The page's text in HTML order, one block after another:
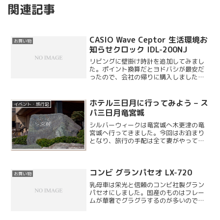
関連記事
お買い物
CASIO Wave Ceptor 生活環境お
知らせクロック IDL-200NJ
リビングに壁掛け時計を追加してみまし
た。ポイント換算だとヨドバシが最安だ
ったので、会社の帰りに購入しましたが
イベント・旅行記
ホテル三日月に行ってみよう – ス
パ三日月竜宮城
シルバーウィークは竜宮城へ木更津の竜
宮城へ行ってきました。今回はお泊まり
となり、旅行の手配は全て妻がやってく
宮城スパ・ホテル三日...
お買い物 コンビ グランパセオ LX-720
乳母車は栄光と信頼のコンビ社製グラン
パセオにしました。国産のものはフレー
ムが華奢でグラグラするのが多いので、